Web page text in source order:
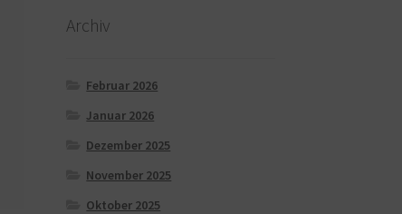
Archiv
Februar 2026
Januar 2026
Dezember 2025
November 2025
Oktober 2025